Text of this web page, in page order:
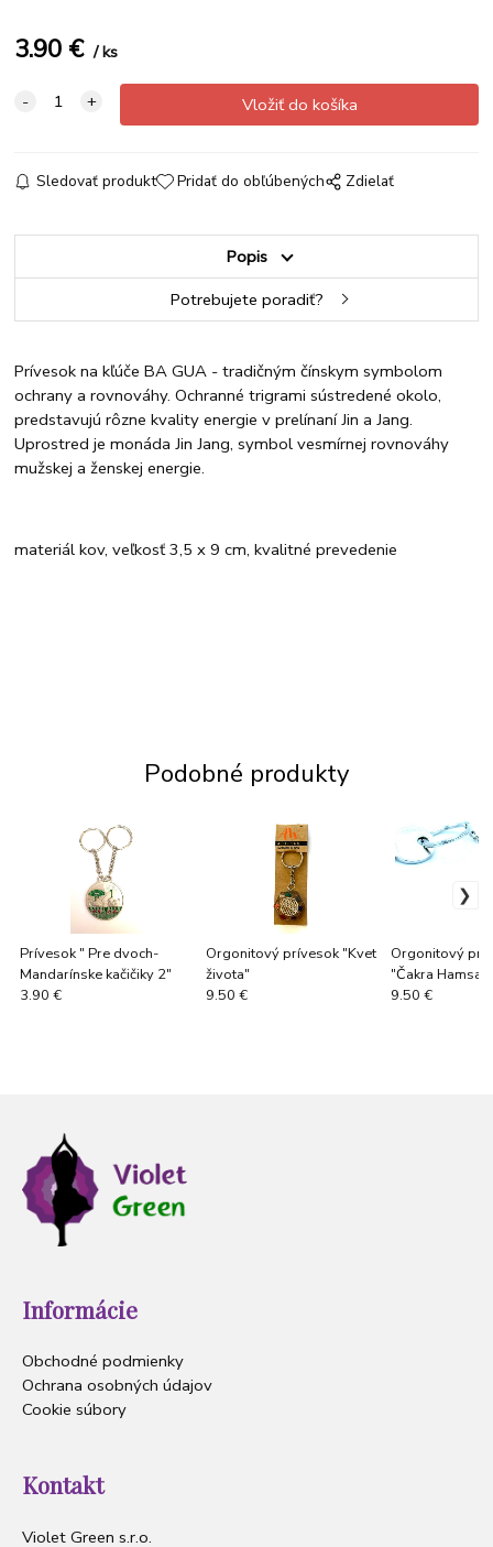
3.90 € ks
Sledovať produkt Pridať do obľúbených Zdielať
Popis
Potrebujete poradiť?
Prívesok na kľúče BA GUA - tradičným čínskym symbolom
ochrany a rovnováhy. Ochranné trigrami sústredené okolo,
predstavujú rôzne kvality energie v prelínaní Jin a Jang.
Uprostred je monáda Jin Jang, symbol vesmírnej rovnováhy
mužskej a ženskej energie.
materiál kov, veľkosť 3,5 x 9 cm, kvalitné prevedenie
Podobné produkty
Prívesok " Pre dvoch-
Mandarínske kačičiky 2"
3.90 €
Orgonitový prívesok "Kvet
života"
9.50 €
Orgonitový
"Čakra Hamsa"
9.50 €
Informácie
Obchodné podmienky
Ochrana osobných údajov
Cookie súbory
Kontakt
Violet Green s.r.o.